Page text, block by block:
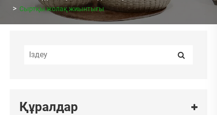
Сыртқы жолақ жиынтығы
Құралдар